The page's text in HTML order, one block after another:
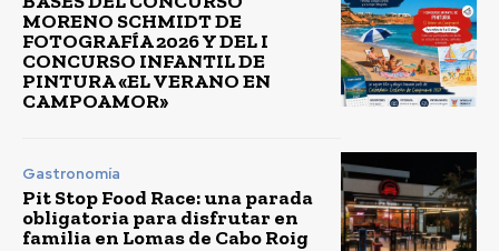
MORENO SCHMIDT DE
FOTOGRAFÍA 2026 Y DEL I
CONCURSO INFANTIL DE
PINTURA «EL VERANO EN
CAMPOAMOR»
Gastronomía
Pit Stop Food Race: una parada
obligatoria para disfrutar en
familia en Lomas de Cabo Roig